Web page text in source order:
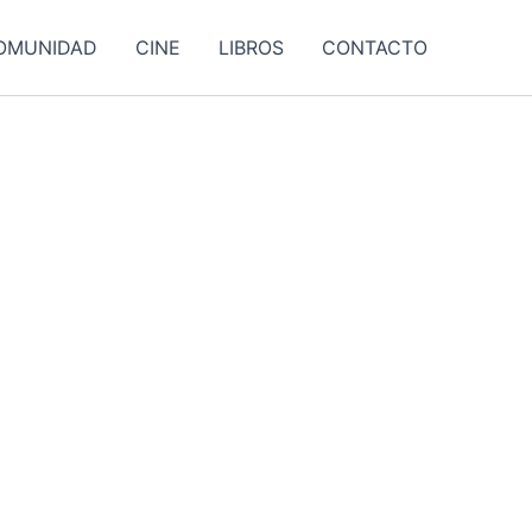
CINE LIBROS CONTACTO